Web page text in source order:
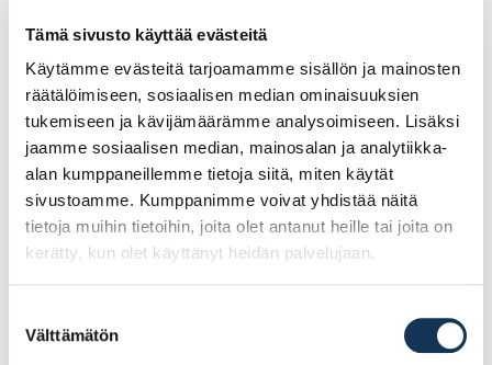
Tämä sivusto käyttää evästeitä
Käytämme evästeitä tarjoamamme sisällön ja mainosten
räätälöimiseen, sosiaalisen median ominaisuuksien
tukemiseen ja kävijämäärämme analysoimiseen. Lisäksi
jaamme sosiaalisen median, mainosalan ja analytiikka-
alan kumppaneillemme tietoja siitä, miten käytät
sivustoamme. Kumppanimme voivat yhdistää näitä
tietoja muihin tietoihin, joita olet antanut heille tai joita on
kerätty, kun olet käyttänyt heidän palvelujaan.
valinta
Välttämätön
Tutustu myös